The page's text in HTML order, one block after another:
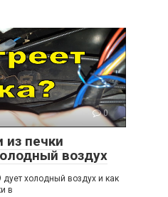
0
из печки
воздух
холодный воздух и как
в